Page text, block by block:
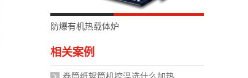
防爆有机热载体炉
相关案例